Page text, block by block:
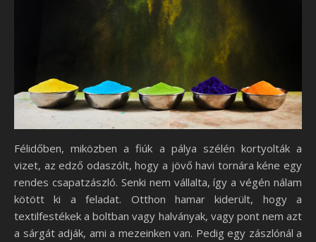
Félidőben, miközben a fiúk a pálya szélén kortyolták a
vizet, az edző odaszólt, hogy a jövő havi tornára kéne egy
rendes csapatzászló. Senki nem vállalta, így a végén nálam
kötött ki a feladat. Otthon hamar kiderült, hogy a
textilfestékek a boltban vagy halványak, vagy pont nem azt
a sárgát adják, ami a mezeinken van. Pedig egy zászlónál a